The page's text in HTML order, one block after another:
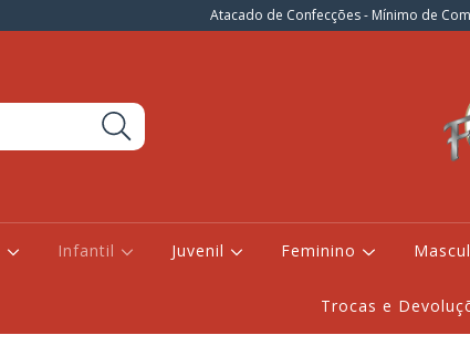
Atacado de Confecções - Mínimo de
Infantil Juvenil Feminino
Trocas e